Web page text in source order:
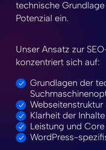
technische
Potenzial ein.
Unser Ansatz zur
konzentriert sich auf:
Grundlagen der
Klarheit der
Leistung und
WordPress-